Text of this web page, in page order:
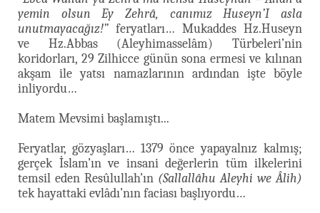
yemin olsun Ey Zehrâ, canımız Huseyn’I asla
unutmayacağız!” feryatları… Mukaddes Hz.Huseyn
ve Hz.Abbas (Aleyhimasselâm) Türbeleri’nin
koridorları, 29 Zilhicce günün sona ermesi ve kılınan
akşam ile yatsı namazlarının ardından işte böyle
inliyordu…
Matem Mevsimi başlamıştı...
Feryatlar, gözyaşları… 1379 önce yapayalnız kalmış;
gerçek İslam’ın ve insani değerlerin tüm ilkelerini
temsil eden Resûlullah’ın (Sallallâhu Aleyhi we Âlih)
tek hayattaki evlâdı’nın faciası başlıyordu…